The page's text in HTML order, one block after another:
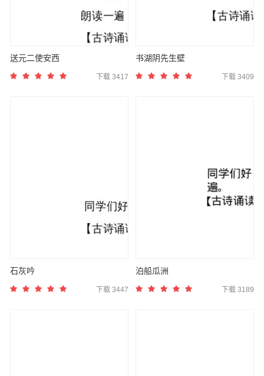
送元二使安西
下载 3417
书湖阴先生壁
下载 3409
石灰吟
下载 3447
泊船瓜洲
下载 3189